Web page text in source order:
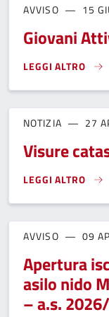
AVVISO 15
Giovani
LEGGI ALTRO
GIOVANI ATTIVI}
NOTIZIA 27
Visure
LEGGI ALTRO
VISURE
AVVISO 09
Apertura
asilo nido
– a.s.